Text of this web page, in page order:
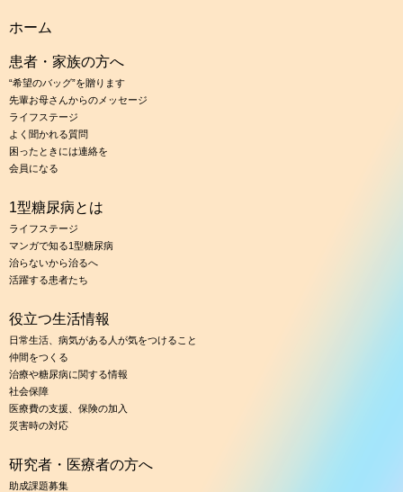
ホーム
患者・家族の方へ
“希望のバッグ”を贈ります
先輩お母さんからのメッセージ
ライフステージ
よく聞かれる質問
困ったときには連絡を
会員になる
1型糖尿病とは
ライフステージ
マンガで知る1型糖尿病
治らないから治るへ
活躍する患者たち
役立つ生活情報
日常生活、病気がある人が気をつけること
仲間をつくる
治療や糖尿病に関する情報
社会保障
医療費の支援、保険の加入
災害時の対応
研究者・医療者の方へ
助成課題募集